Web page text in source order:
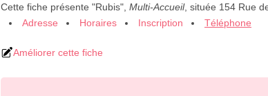
Cette fiche présente "Rubis", Multi-Accueil, située 154 Rue
Adresse
Horaires Inscription Téléphone
Améliorer cette fiche